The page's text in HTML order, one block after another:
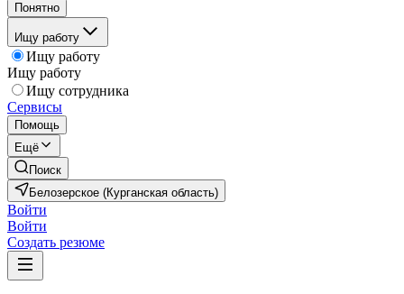
Понятно
Ищу работу
Ищу работу
Ищу работу
Ищу сотрудника
Сервисы
Помощь
Ещё
Поиск
Белозерское (Курганская область)
Войти
Войти
Создать резюме